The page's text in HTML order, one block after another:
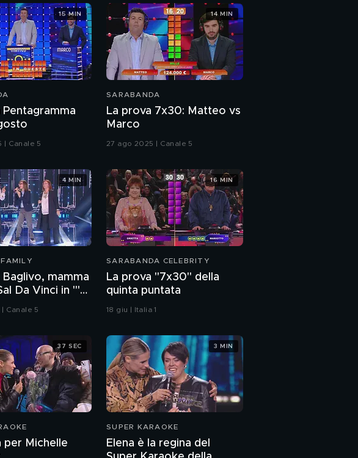
Pentagramma
| Canale 5
15 MIN
SARABANDA
La prova 7x30: Matteo vs
Marco
27 ago 2025 | Canale 5
14 MIN
Baglivo, mamma
Da Vinci in "'A
Canale 5
4 MIN
SARABANDA CELEBRITY
La prova "7x30" della
quinta puntata
18 giu | Italia 1
16 MIN
per Michelle
37 SEC
SUPER KARAOKE
Elena è la regina del
3 MIN